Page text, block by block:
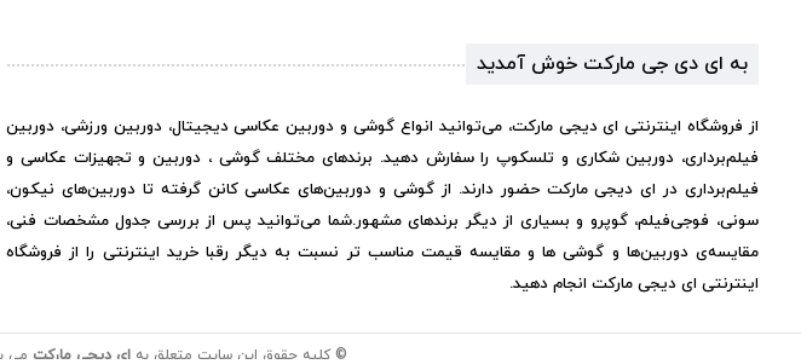
به ای دی جی مارکت خوش آمدید
از فروشگاه اینترنتی ای دیجی مارکت، می‌توانید انواع گوشی و دوربین عکاسی دیجیتال، دوربین ورزشی، دوربین
فیلم‌برداری، دوربین شکاری و تلسکوپ را سفارش دهید. برندهای مختلف گوشی ، دوربین و تجهیزات عکاسی و
فیلم‌برداری در ای دیجی مارکت حضور دارند. از گوشی و دوربین‌های عکاسی کانن گرفته تا دوربین‌های نیکون،
سونی، فوجی‌فیلم، گوپرو و بسیاری از دیگر برندهای مشهور.شما می‌توانید پس از بررسی جدول مشخصات فنی،
مقایسه‌ی دوربین‌ها و گوشی ها و مقایسه قیمت مناسب تر نسبت به دیگر رقبا خرید اینترنتی را از فروشگاه
اینترنتی ای دیجی مارکت انجام دهید.
© کلیه حقوق این سایت متعلق به ای دیجی مارکت می